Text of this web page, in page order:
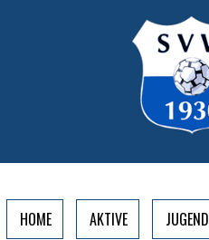
HOME AKTIVE JUGEND